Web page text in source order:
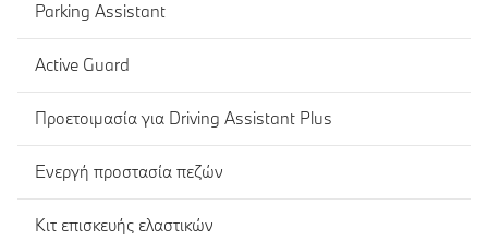
Parking Assistant
Active Guard
Προετοιμασία για Driving Assistant Plus
Ενεργή προστασία πεζών
Κιτ επισκευής ελαστικών